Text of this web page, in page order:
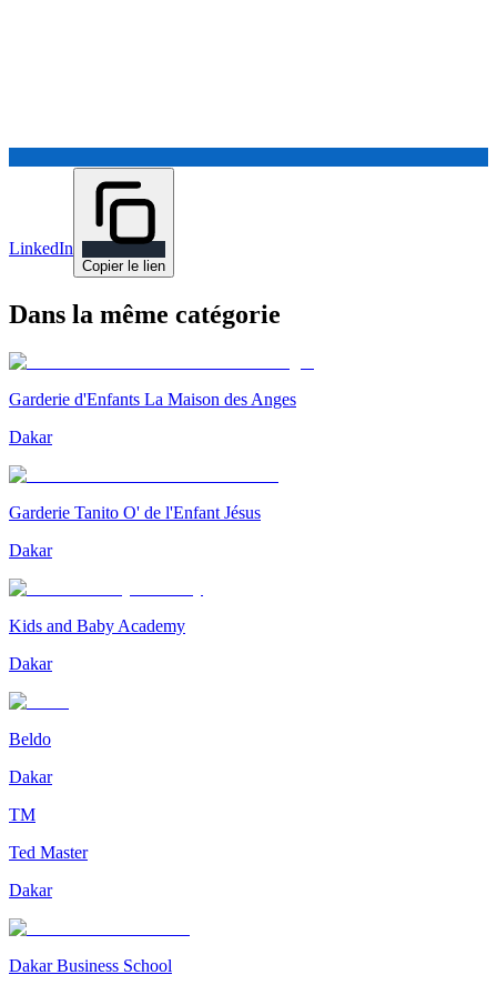
LinkedIn
Copier le lien
Dans la même catégorie
Garderie d'Enfants La Maison des Anges
Dakar
Garderie Tanito O' de l'Enfant Jésus
Dakar
Kids and Baby Academy
Dakar
Beldo
Dakar
TM
Ted Master
Dakar
Dakar Business School